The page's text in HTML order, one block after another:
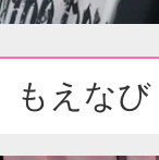
もえな